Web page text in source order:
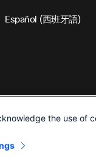
Español (西班牙語)
所有。 the use of